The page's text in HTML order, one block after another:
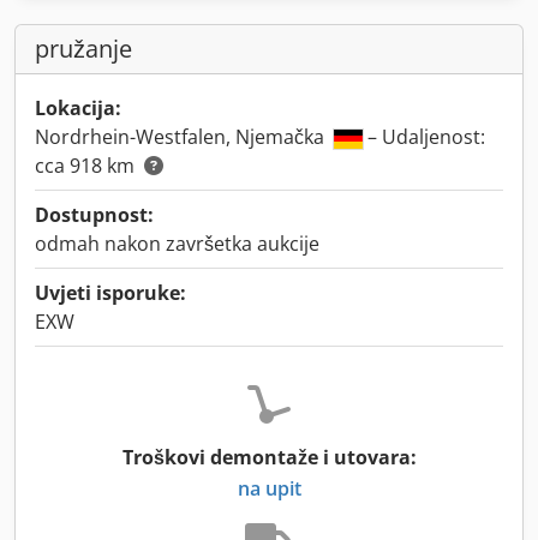
pružanje
Lokacija:
Nordrhein-Westfalen, Njemačka
– Udaljenost:
cca 918 km
Dostupnost:
odmah nakon završetka aukcije
Uvjeti isporuke:
EXW
Troškovi demontaže i utovara:
na upit